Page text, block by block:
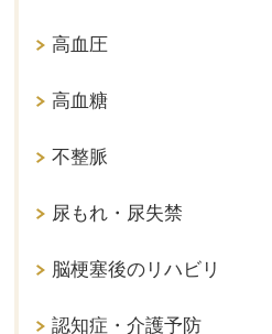
高血圧
高血糖
不整脈
尿もれ・尿失禁
脳梗塞後のリハビリ
認知症・介護予防